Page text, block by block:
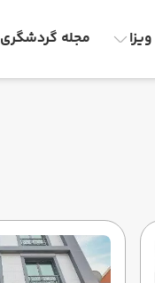
ویزا مجله گردشگری